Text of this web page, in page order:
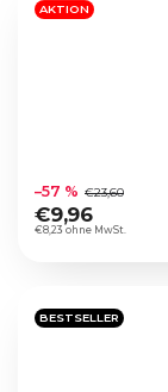
Sternen.
AKTION
durchschnittliche
ist
Sternen.
€8,23 ohne MwSt.
–57 % €23,60
€9,96
BESTSELLER